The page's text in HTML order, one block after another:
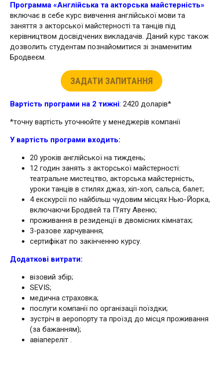
Программа «Англійська та акторська майстерність»
включає в себе курс вивчення англійської мови та
заняття з акторської майстерності та танців під
керівництвом досвідчених викладачів. Даний курс також
дозволить студентам познайомитися зі знаменитим
Бродвеєм.
ЗАДАТИ ЗАПИТАННЯ
Вартість програми на 2 тижні: 2420 доларів*
*точну вартість уточнюйте у менеджерів компанії
У вартість програми входить:
20 уроків англійської на тиждень;
12 годин занять з акторської майстерності:
театральне мистецтво, акторська майстерність,
уроки танців в стилях джаз, хіп-хоп, сальса, балет;
4 екскурсії по найбільш чудовим місцях Нью-Йорка,
включаючи Бродвей та П’яту Авеню;
проживання в резиденції в двомісних кімнатах;
3-разове харчування;
сертифікат по закінченню курсу.
Додаткові витрати:
візовий збір;
SEVIS;
медична страховка;
послуги компанії по організації поїздки;
зустріч в аеропорту та проїзд до місця проживання
(за бажанням);
авіапереліт .